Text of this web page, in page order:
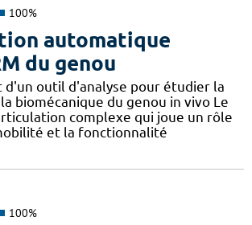
100%
automatique
du genou
d'un outil d'analyse pour étudier la
biomécanique du genou in vivo Le
complexe qui joue un rôle
et la fonctionnalité
100%